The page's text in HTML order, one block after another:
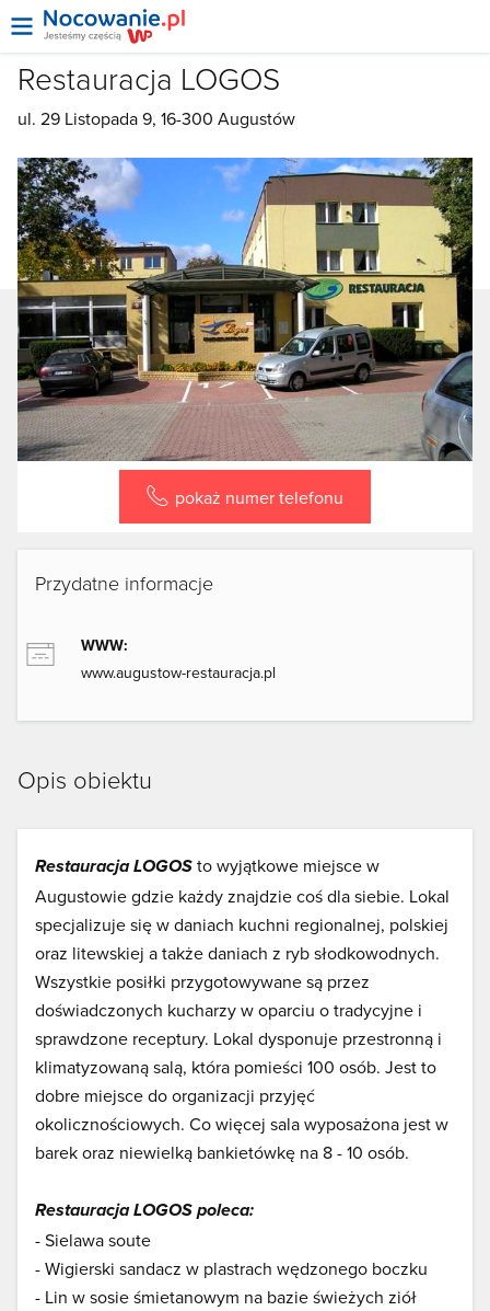
Restauracja LOGOS
ul. 29 Listopada 9, 16-300 Augustów
pokaż numer telefonu
Przydatne informacje
WWW:
www.augustow-restauracja.pl
Opis obiektu
Restauracja LOGOS to wyjątkowe miejsce w
Augustowie gdzie każdy znajdzie coś dla siebie. Lokal
specjalizuje się w daniach kuchni regionalnej, polskiej
oraz litewskiej a także daniach z ryb słodkowodnych.
Wszystkie posiłki przygotowywane są przez
doświadczonych kucharzy w oparciu o tradycyjne i
sprawdzone receptury. Lokal dysponuje przestronną i
klimatyzowaną salą, która pomieści 100 osób. Jest to
dobre miejsce do organizacji przyjęć
okolicznościowych. Co więcej sala wyposażona jest w
barek oraz niewielką bankietówkę na 8 - 10 osób.
Restauracja LOGOS poleca:
- Sielawa soute
- Wigierski sandacz w plastrach wędzonego boczku
- Lin w sosie śmietanowym na bazie świeżych ziół